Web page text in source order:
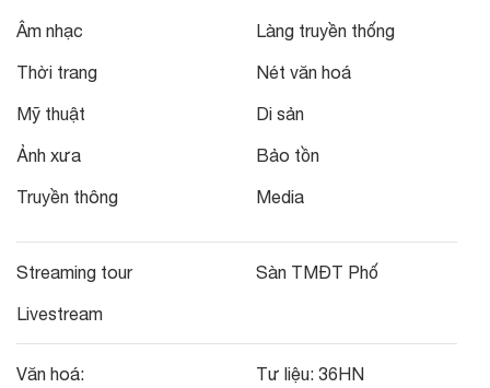
Âm nhạc
Thời trang
Mỹ thuật
Ảnh xưa
Truyền thông
Làng truyền thống
Nét văn hoá
Di sản
Bảo tồn
Media
Streaming tour
Livestream
Sàn TMĐT Phố
Văn hoá:
Tư liệu: 36HN